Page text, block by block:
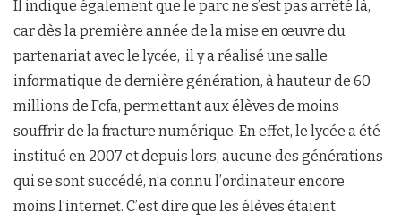
Il indique également que le parc ne s’est pas arrêté là,
car dès la première année de la mise en œuvre du
partenariat avec le lycée, il y a réalisé une salle
informatique de dernière génération, à hauteur de 60
millions de Fcfa, permettant aux élèves de moins
souffrir de la fracture numérique. En effet, le lycée a été
institué en 2007 et depuis lors, aucune des générations
qui se sont succédé, n’a connu l’ordinateur encore
moins l’internet. C’est dire que les élèves étaient